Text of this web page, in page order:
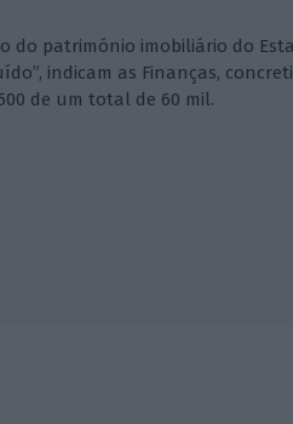
do património imobiliário do
indicam as Finanças,
de um total de 60 mil.